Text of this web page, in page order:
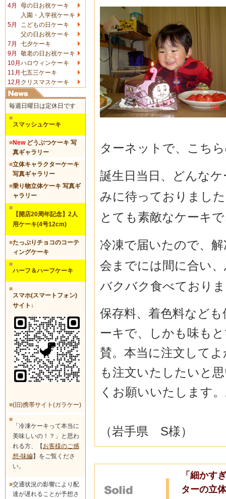
4月
母の日お祝ケーキ
入園・入学祝ケーキ
5月
こどもの日ケーキ
父の日お祝ケーキ
7月
七夕ケーキ
9月
敬老の日お祝ケーキ
10月 ハロウィンケーキ
11月 七五三ケーキ
12月 クリスマスケーキ
毎週日曜日は定休日です
■
スマッシュケーキ
■Newどうぶつケーキ 写
真ギャラリー
■立体キャラクターケーキ
写真ギャラリー
■乗り物立体ケーキ 写真ギ
ャラリー
■
【開店20周年記念】2人
用ケーキ(4号12cm)
■たっぷりチョコのコーテ
ィングケーキ
■
ハーフ＆ハーフケーキ
■
スマホ(スマートフォン)
サイト↓
■(旧)携帯サイト(ガラケー)
■
「冷凍ケーキって本当に
美味しいの！？」と思わ
れる方、【 お客様のご感
想-味編】をご覧くださ
い。
■交通状況の影響により配
達が遅れることが予想さ
ターネットで、こち
誕生日当日、どんな
みに待っておりまし
とても素敵なケーキ
冷凍で届いたので、
会までには間に合い
バクバク食べており
保存料、着色料など
ーキで、しかも味も
賛。本当に注文して
も注文いたしたいと
くお願いいたします
（岩手県 S様）
「細かす
ターの立